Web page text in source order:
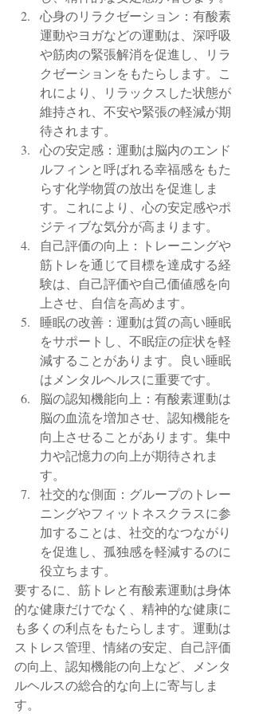
心身のリラクゼーション：有酸素
運動やヨガなどの運動は、深呼吸
や筋肉の緊張解消を促進し、リラ
クゼーションをもたらします。こ
れにより、リラックスした状態が
維持され、不安や緊張の軽減が期
待されます。
心の安定感：運動は脳内のエンド
ルフィンと呼ばれる幸福感をもた
らす化学物質の放出を促進しま
す。これにより、心の安定感やポ
ジティブな気分が高まります。
自己評価の向上：トレーニングや
筋トレを通じて目標を達成する経
験は、自己評価や自己価値感を向
上させ、自信を高めます。
睡眠の改善：運動は質の高い睡眠
をサポートし、不眠症の症状を軽
減することがあります。良い睡眠
はメンタルヘルスに重要です。
脳の認知機能向上：有酸素運動は
脳の血流を増加させ、認知機能を
向上させることがあります。集中
力や記憶力の向上が期待されま
す。
社交的な側面：グループのトレー
ニングやフィットネスクラスに参
加することは、社交的なつながり
を促進し、孤独感を軽減するのに
役立ちます。
要するに、筋トレと有酸素運動は身体
的な健康だけでなく、精神的な健康に
も多くの利点をもたらします。運動は
ストレス管理、情緒の安定、自己評価
の向上、認知機能の向上など、メンタ
ルヘルスの総合的な向上に寄与しま
す。